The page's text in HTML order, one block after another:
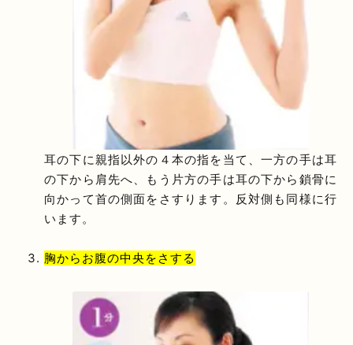
耳の下に親指以外の４本の指を当て、一方の手は耳
の下から肩先へ、もう片方の手は耳の下から鎖骨に
向かって首の側面をさすります。反対側も同様に行
います。
胸からお腹の中央をさする